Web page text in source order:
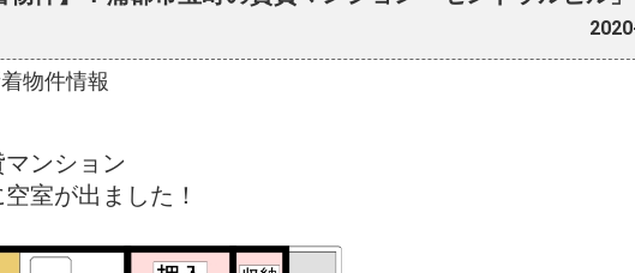
物件情報
ンション
室が出ました！